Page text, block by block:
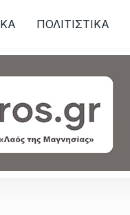
ΠΟΛΙΤΙΣΤΙΚΑ